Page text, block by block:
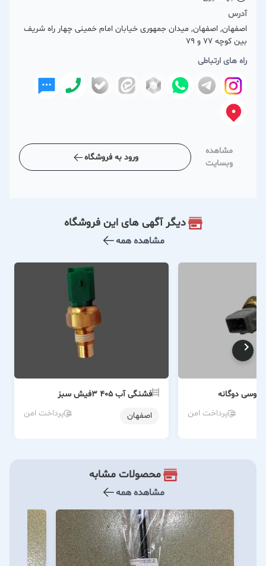
آدرس
اصفهان, اصفهان, میدان جمهوری خیابان امام خمینی چهار راه شریف
بین کوچه 77 و 79
راه های ارتباطی
مشاهده
وبسایت
ورود به فروشگاه
دیگر آگهی های این فروشگاه
مشاهده همه
پرداخت امن
فشنگی آب ۴۰۵ 3فیش سبز
اصفهان
پرداخت امن
محصولات مشابه
مشاهده همه